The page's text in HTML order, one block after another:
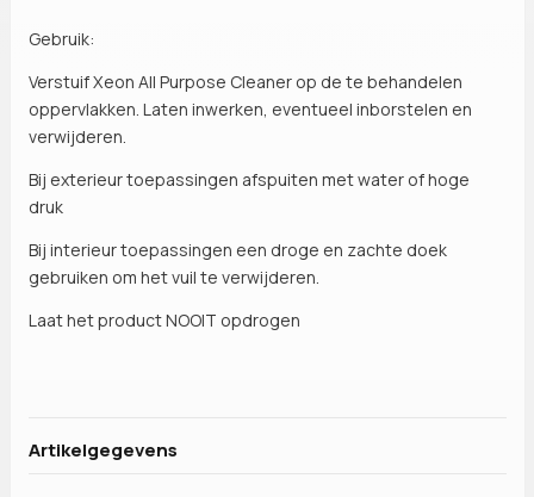
Gebruik:
Verstuif Xeon All Purpose Cleaner op de te behandelen
oppervlakken. Laten inwerken, eventueel inborstelen en
verwijderen.
Bij exterieur toepassingen afspuiten met water of hoge
druk
Bij interieur toepassingen een droge en zachte doek
gebruiken om het vuil te verwijderen.
Laat het product NOOIT opdrogen
Artikelgegevens